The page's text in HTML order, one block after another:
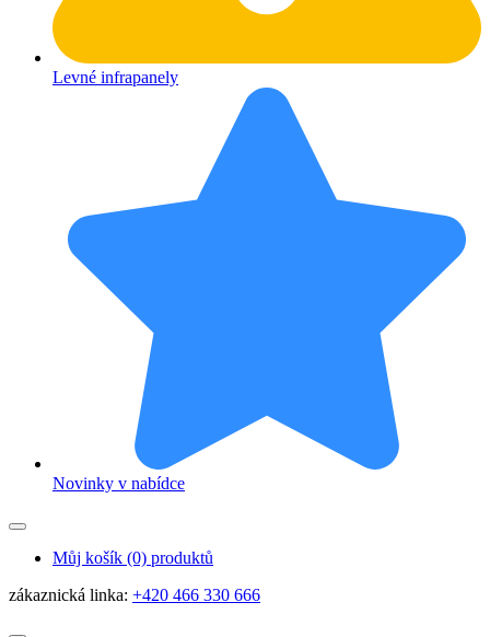
Levné infrapanely
Novinky v nabídce
Můj košík (0) produktů
zákaznická linka: +420 466 330 666